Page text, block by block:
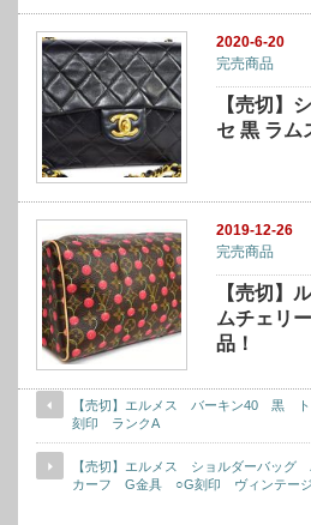
2020-6-20
完売商品
【売切】
セ 黒 ラム
2019-12-26
完売商品
【売切】
ムチェリ
品！
【売切】エルメス バーキン40 黒
刻印 ランクA
【売切】エルメス ショルダーバッ
カーフ G金具 ○G刻印 ヴィンテー